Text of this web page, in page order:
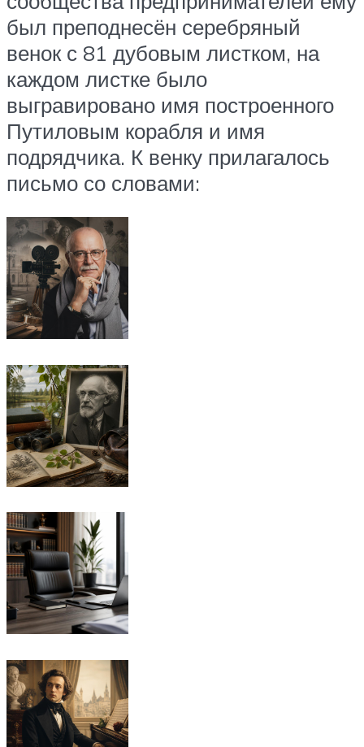
был преподнесён серебряный
венок с 81 дубовым листком, на
каждом листке было
выгравировано имя построенного
Путиловым корабля и имя
подрядчика. К венку прилагалось
письмо со словами: